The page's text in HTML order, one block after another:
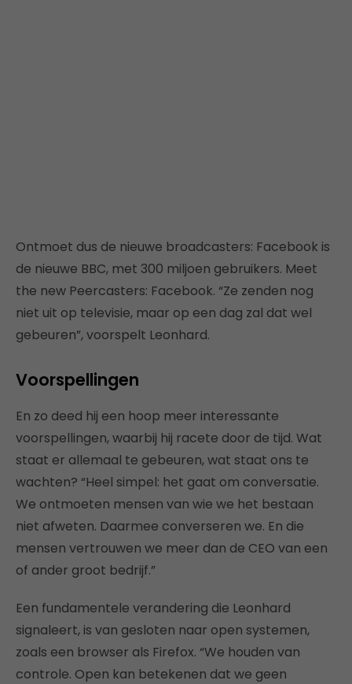
Ontmoet dus de nieuwe broadcasters: Facebook is
de nieuwe BBC, met 300 miljoen gebruikers. Meet
the new Peercasters: Facebook. “Ze zenden nog
niet uit op televisie, maar op een dag zal dat wel
gebeuren”, voorspelt Leonhard.
Voorspellingen
En zo deed hij een hoop meer interessante
voorspellingen, waarbij hij racete door de tijd. Wat
staat er allemaal te gebeuren, wat staat ons te
wachten? “Heel simpel: het gaat om conversatie.
We ontmoeten mensen van wie we het bestaan
niet afweten. Daarmee converseren we. En die
mensen vertrouwen we meer dan de CEO van een
of ander groot bedrijf.”
Een fundamentele verandering die Leonhard
signaleert, is van gesloten naar open systemen,
zoals een browser als Firefox. “We houden van
controle. Open kan betekenen dat we geen